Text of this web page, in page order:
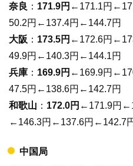
奈良 ： 171.9円 ←171.1円
50.2円←137.4円←144.7円
大阪 ： 173.5円 ←172.6円
49.9円←140.3円←144.1円
兵庫 ： 169.9円 ←169.9円
47.5円←138.6円←142.7円
和歌山 ： 172.0円 ←171.9円
←146.3円←137.6円←142.7
中国局